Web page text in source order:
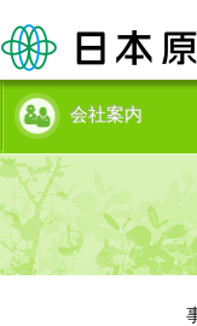
会社案内